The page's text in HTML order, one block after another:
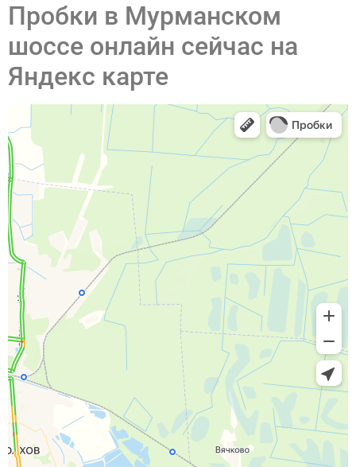
Пробки в Мурманском
шоссе онлайн сейчас на
Яндекс карте